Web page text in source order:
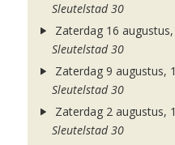
Sleutelstad 30
Zaterdag 16
Sleutelstad 30
Zaterdag 9 augustus,
Sleutelstad 30
Zaterdag 2 augustus,
Sleutelstad 30